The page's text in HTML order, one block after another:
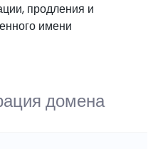
продления и
имени
домена